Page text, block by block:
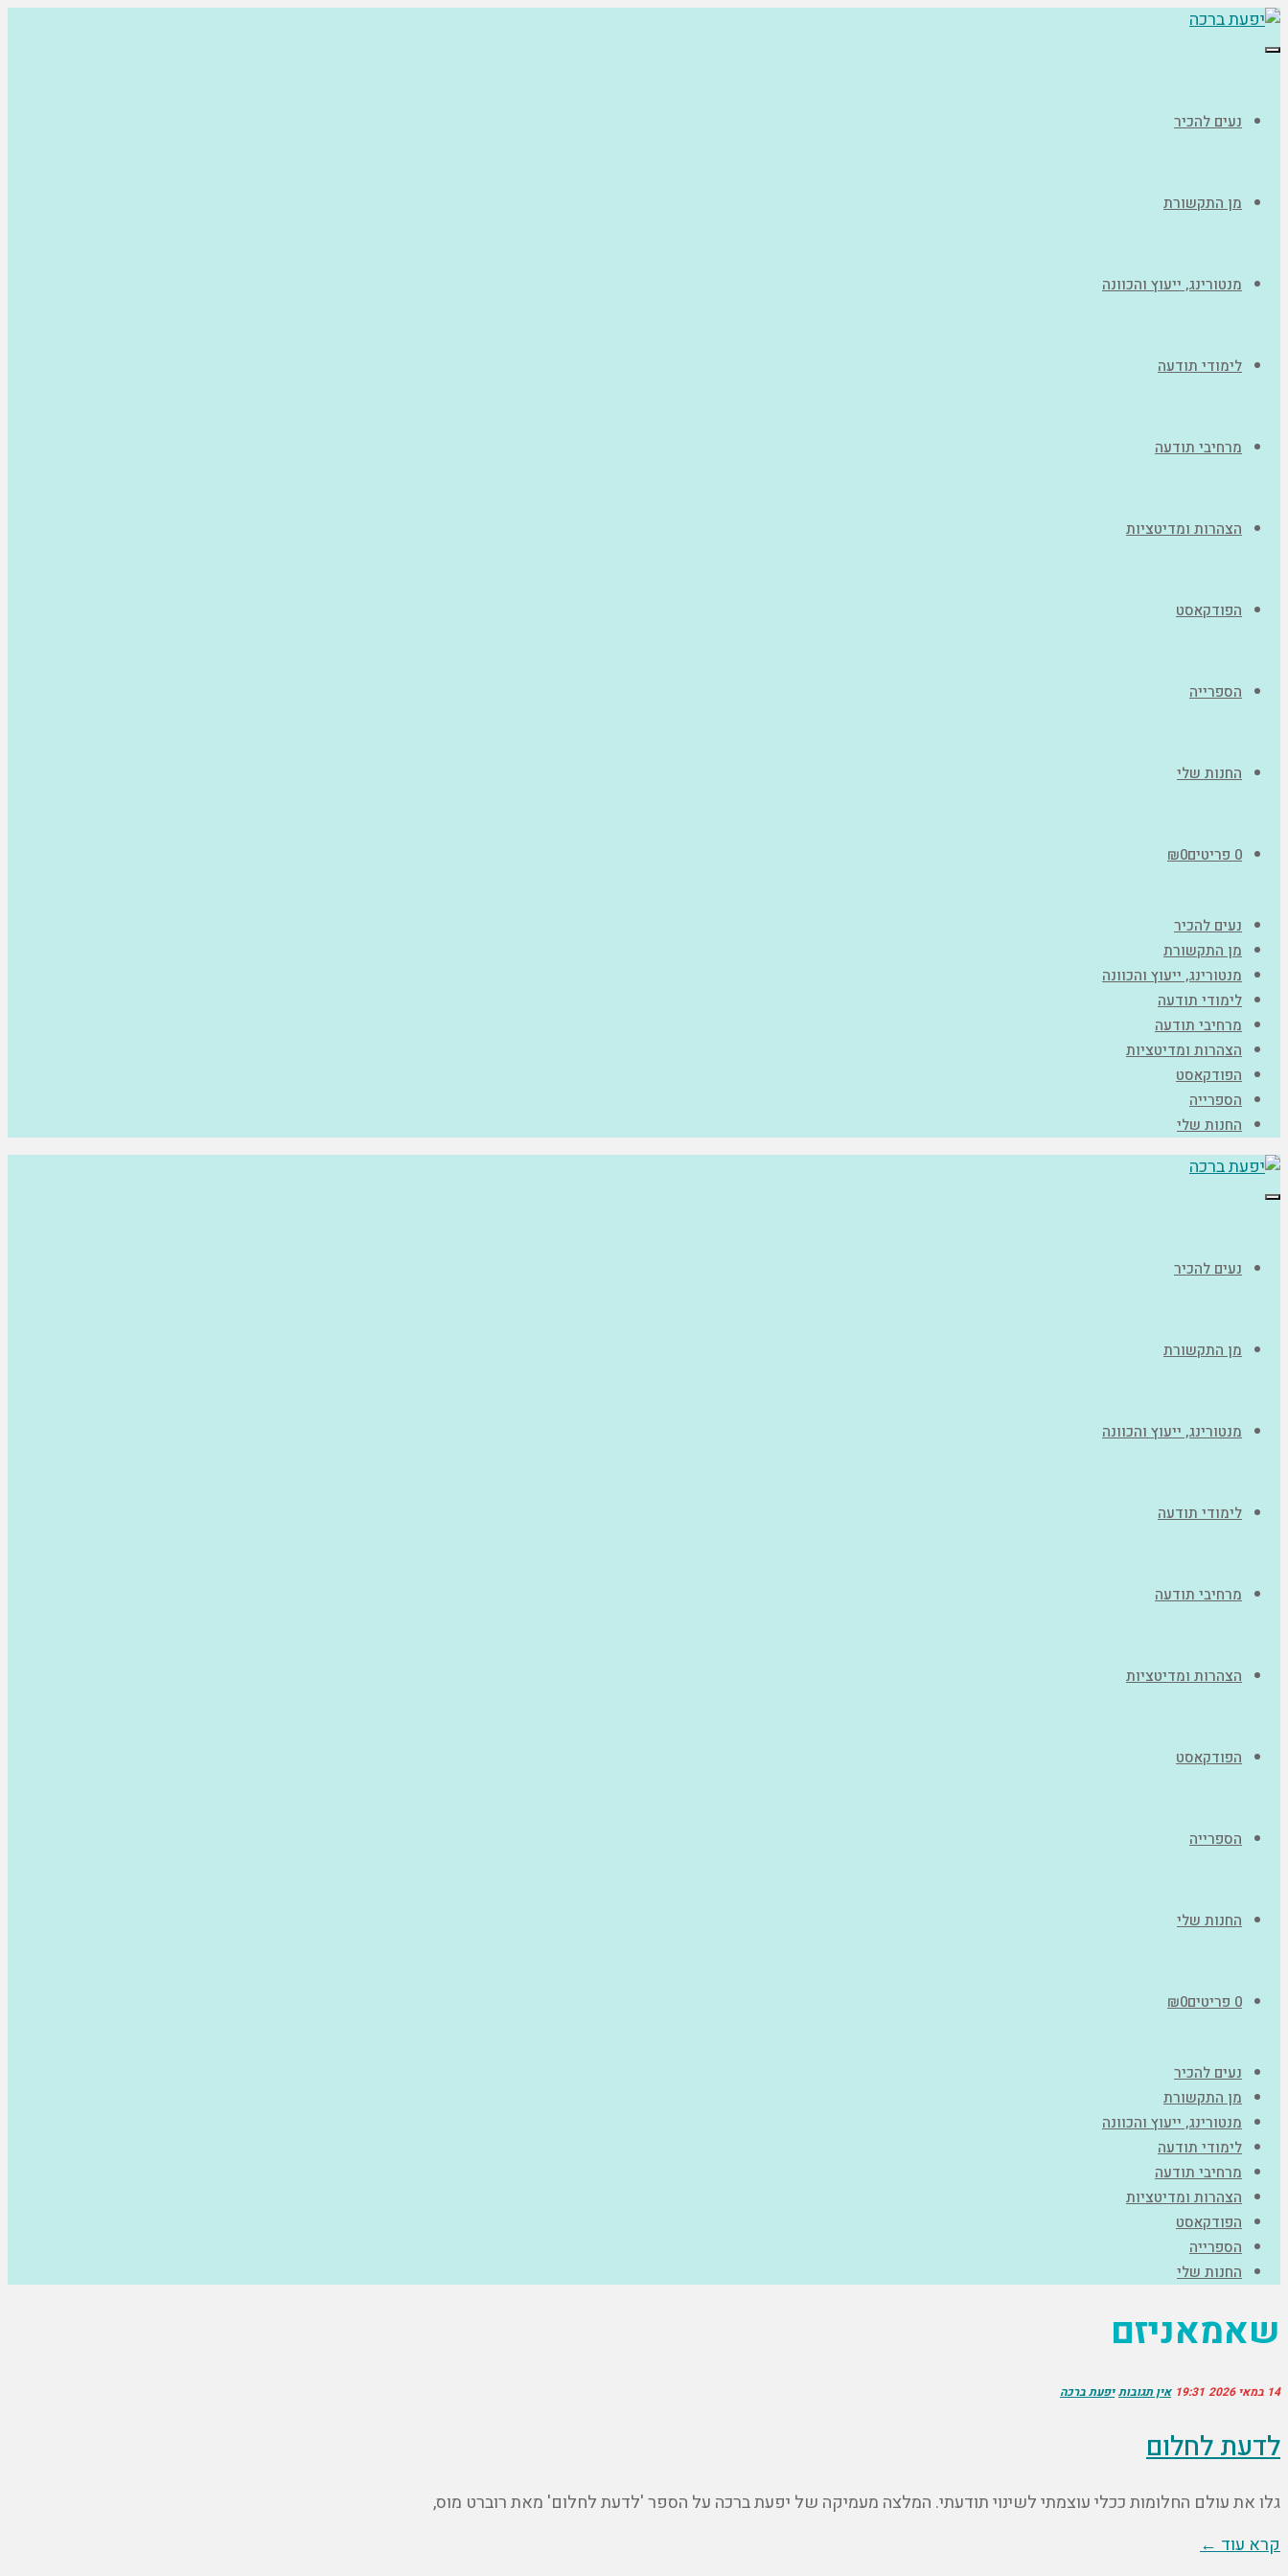
תפריט
נעים להכיר
מן התקשורת
מנטורינג, ייעוץ והכוונה
לימודי תודעה
מרחיבי תודעה
הצהרות ומדיטציות
הפודקאסט
הספרייה
החנות שלי
0 פריטים ₪0
נעים להכיר
מן התקשורת
מנטורינג, ייעוץ והכוונה
לימודי תודעה
מרחיבי תודעה
הצהרות ומדיטציות
הפודקאסט
הספרייה
החנות שלי
תפריט
נעים להכיר
מן התקשורת
מנטורינג, ייעוץ והכוונה
לימודי תודעה
מרחיבי תודעה
הצהרות ומדיטציות
הפודקאסט
הספרייה
החנות שלי
0 פריטים ₪0
נעים להכיר
מן התקשורת
מנטורינג, ייעוץ והכוונה
לימודי תודעה
מרחיבי תודעה
הצהרות ומדיטציות
הפודקאסט
הספרייה
החנות שלי
שאמאניזם
14 במאי 2026 19:31 אין תגובות יפעת ברכה
לדעת לחלום
גלו את עולם החלומות ככלי עוצמתי לשינוי תודעתי. המלצה מעמיקה של יפעת ברכה על הספר 'לדעת לחלום' מאת רוברט מוס,
קרא עוד ←